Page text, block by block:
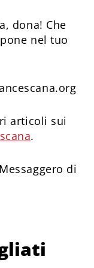
dona! Che
nel tuo
articoli sui
.
di